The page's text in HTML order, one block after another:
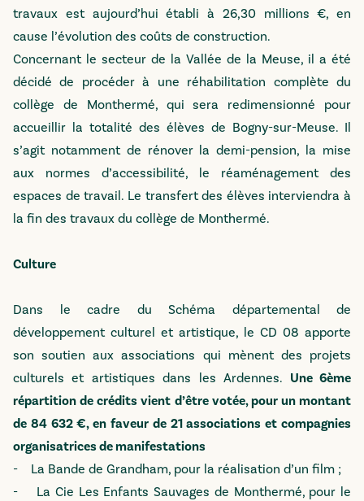
travaux est aujourd’hui établi à 26,30 millions €, en
cause l’évolution des coûts de construction.
Concernant le secteur de la Vallée de la Meuse, il a été
décidé de procéder à une réhabilitation complète du
collège de Monthermé, qui sera redimensionné pour
accueillir la totalité des élèves de Bogny-sur-Meuse. Il
s’agit notamment de rénover la demi-pension, la mise
aux normes d’accessibilité, le réaménagement des
espaces de travail. Le transfert des élèves interviendra à
la fin des travaux du collège de Monthermé.
Culture
Dans le cadre du Schéma départemental de
développement culturel et artistique, le CD 08 apporte
son soutien aux associations qui mènent des projets
culturels et artistiques dans les Ardennes. Une 6ème
répartition de crédits vient d’être votée, pour un montant
de 84 632 €, en faveur de 21 associations et compagnies
organisatrices de manifestations
- La Bande de Grandham, pour la réalisation d’un film ;
- La Cie Les Enfants Sauvages de Monthermé, pour le